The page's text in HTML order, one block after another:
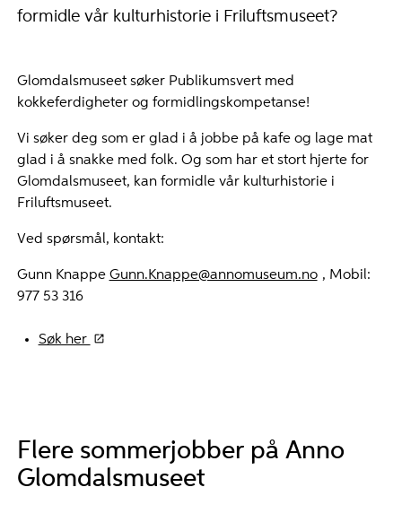
formidle vår kulturhistorie i Friluftsmuseet?
Glomdalsmuseet søker Publikumsvert med
kokkeferdigheter og formidlingskompetanse!
Vi søker deg som er glad i å jobbe på kafe og lage mat
glad i å snakke med folk. Og som har et stort hjerte for
Glomdalsmuseet, kan formidle vår kulturhistorie i
Friluftsmuseet.
Ved spørsmål, kontakt:
Gunn Knappe Gunn.Knappe@annomuseum.no , Mobil:
977 53 316
Søk her
Flere sommerjobber på Anno
Glomdalsmuseet